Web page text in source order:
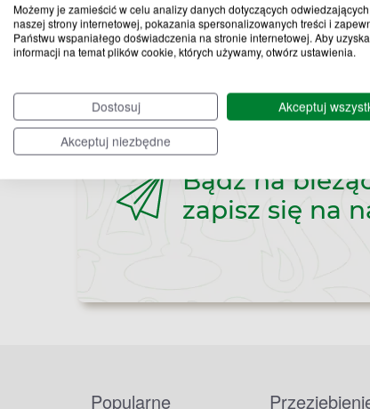
Możemy je zamieścić w celu analizy danych dotyczących
naszej strony internetowej, pokazania spersonalizowanych treści i
Państwu wspaniałego doświadczenia na stronie internetowej. Aby
informacji na temat plików cookie, których używamy, otwórz ustawienia.
Dostosuj
Akceptuj
Akceptuj niezbędne
Bądź na
zapisz się na
Popularne